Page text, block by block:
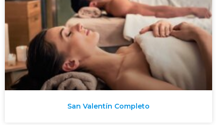
San Valentín Completo